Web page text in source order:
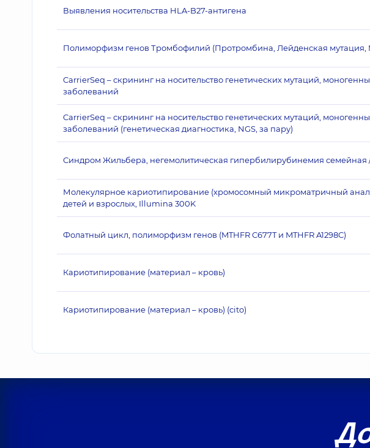
Выявления носительства HLA-B27-антигена
Полиморфизм генов Тромбофилий (Протромбина, Лейденская мутация,
CarrierSeq – скрининг на носительство генетических мутаций,
заболеваний
CarrierSeq – скрининг на носительство генетических мутаций,
заболеваний (генетическая диагностика, NGS, за пару)
Синдром Жильбера, негемолитическая гипербилирубинемия семейная /
Молекулярное кариотипирование (хромосомный микроматричный
детей и взрослых, Illumina 300K
Фолатный цикл, полиморфизм генов (MTHFR C677T и MTHFR A1298C)
Кариотипирование (материал – кровь)
Кариотипирование (материал – кровь) (cito)